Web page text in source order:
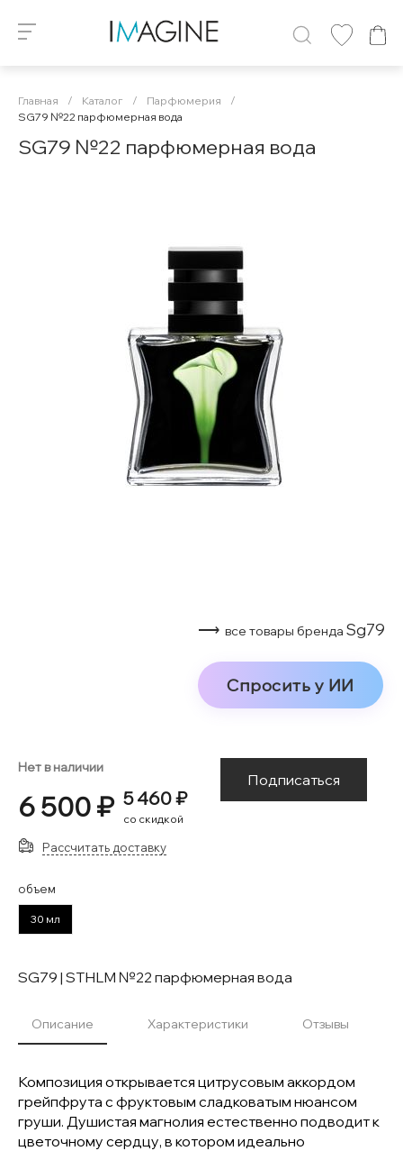
Главная / Каталог / Парфюмерия
/
SG79 №22 парфюмерная вода
SG79 №22 парфюмерная вода
⟶ все товары бренда Sg79
Спросить у ИИ
Нет в наличии
6 500 ₽ 5 460 ₽
со скидкой
Подписаться
Рассчитать доставку
объем
30 мл
SG79 | STHLM №22 парфюмерная вода
Описание Характеристики Отзывы
Композиция открывается цитрусовым аккордом
грейпфрута с фруктовым сладковатым нюансом
груши. Душистая магнолия естественно подводит к
цветочному сердцу, в котором идеально